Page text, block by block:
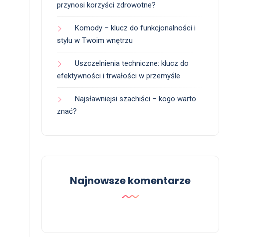
przynosi korzyści zdrowotne?
Komody – klucz do funkcjonalności i
stylu w Twoim wnętrzu
Uszczelnienia techniczne: klucz do
efektywności i trwałości w przemyśle
Najsławniejsi szachiści – kogo warto
znać?
Najnowsze komentarze